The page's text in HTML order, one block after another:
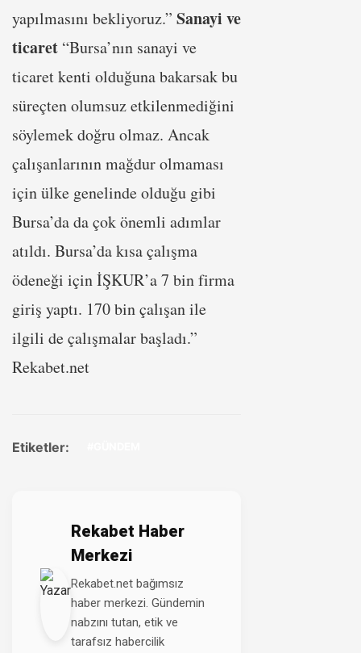
yapılmasını bekliyoruz.” Sanayi ve
ticaret “Bursa’nın sanayi ve
ticaret kenti olduğuna bakarsak bu
süreçten olumsuz etkilenmediğini
söylemek doğru olmaz. Ancak
çalışanlarının mağdur olmaması
için ülke genelinde olduğu gibi
Bursa’da da çok önemli adımlar
atıldı. Bursa’da kısa çalışma
ödeneği için İŞKUR’a 7 bin firma
giriş yaptı. 170 bin çalışan ile
ilgili de çalışmalar başladı.”
Rekabet.net
Etiketler:
Rekabet Haber
Merkezi
Rekabet.net bağımsız
haber merkezi. Gündemin
nabzını tutan, etik ve
tarafsız habercilik